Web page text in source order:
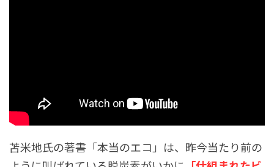
苫米地氏の著書「本当のエコ」は、昨今当たり前の